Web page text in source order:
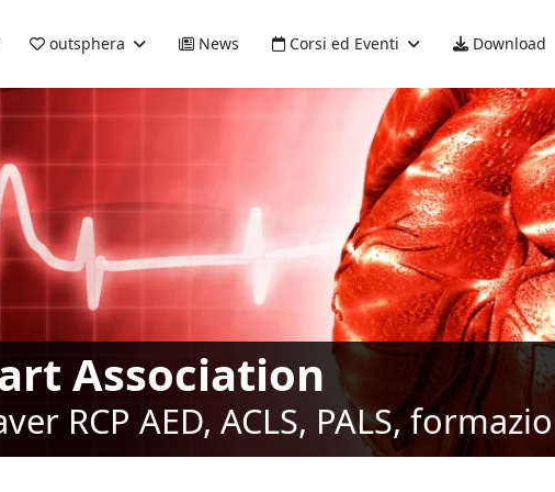
outsphera News Corsi ed Eventi Download
Association
RCP AED, ACLS, PALS,